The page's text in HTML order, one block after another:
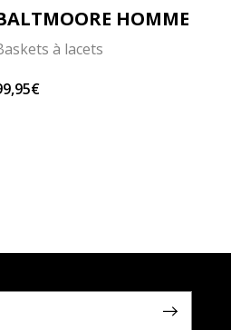
HOMME
à lacets